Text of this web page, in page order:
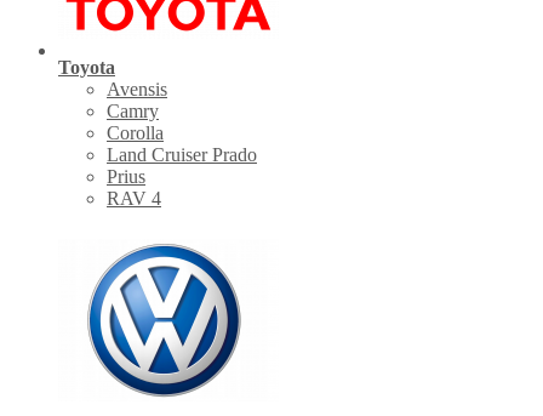
Toyota
Avensis
Camry
Corolla
Land Cruiser Prado
Prius
RAV 4